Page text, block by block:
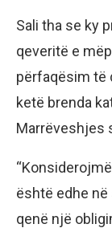
Sali tha se ky
qeveritë e
përfaqësim të
ketë brenda
Marrëveshjes
është edhe
qenë një